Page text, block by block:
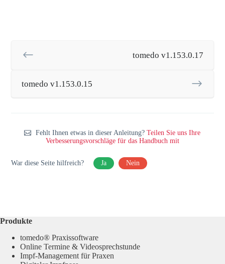
tomedo v1.153.0.17
tomedo v1.153.0.15
Fehlt Ihnen etwas in dieser Anleitung?Teilen Sie uns Ihre
Verbesserungsvorschläge für das Handbuch mit
War diese Seite hilfreich? Ja Nein
Produkte
tomedo® Praxissoftware
Online Termine & Videosprechstunde
Impf-Management für Praxen